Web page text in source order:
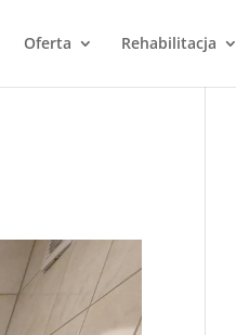
Oferta Rehabilitacja